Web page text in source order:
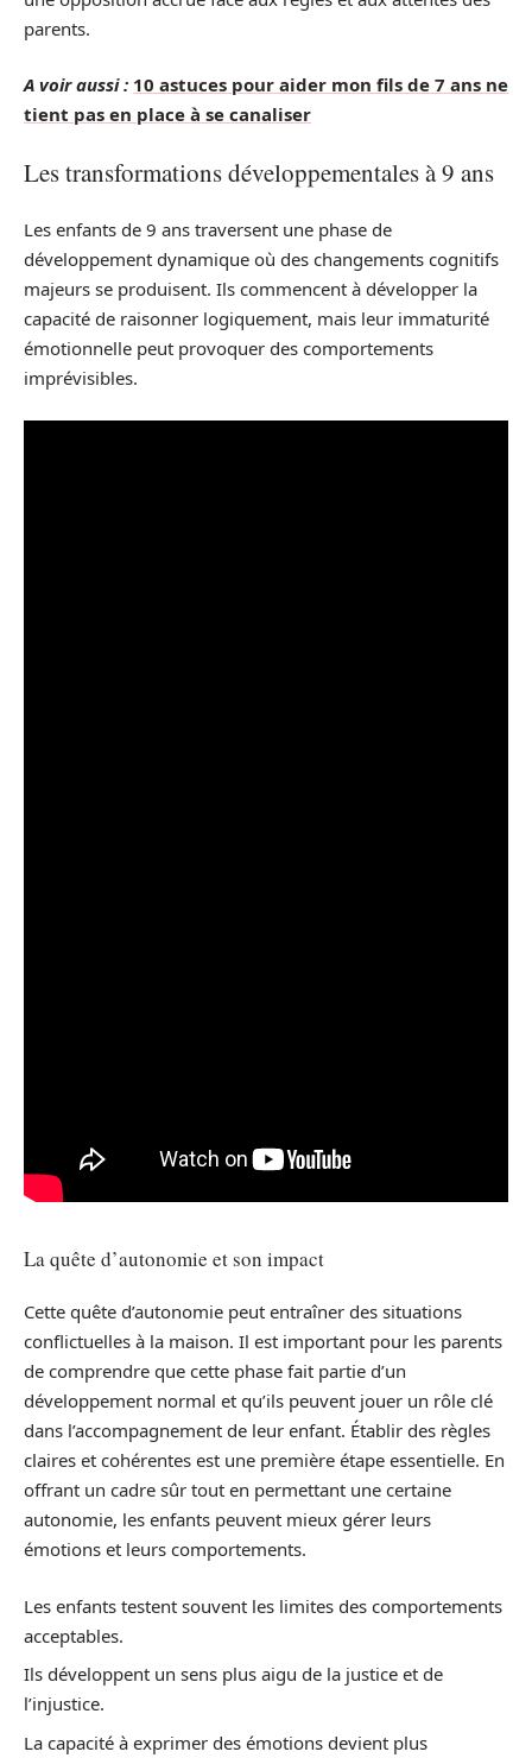
parents.
A voir aussi : 10 astuces pour aider mon fils de 7 ans ne
tient pas en place à se canaliser
Les transformations développementales à 9 ans
Les enfants de 9 ans traversent une phase de
développement dynamique où des changements cognitifs
majeurs se produisent. Ils commencent à développer la
capacité de raisonner logiquement, mais leur immaturité
émotionnelle peut provoquer des comportements
imprévisibles.
La quête d’autonomie et son impact
Cette quête d’autonomie peut entraîner des situations
conflictuelles à la maison. Il est important pour les parents
de comprendre que cette phase fait partie d’un
développement normal et qu’ils peuvent jouer un rôle clé
dans l’accompagnement de leur enfant. Établir des règles
claires et cohérentes est une première étape essentielle. En
offrant un cadre sûr tout en permettant une certaine
autonomie, les enfants peuvent mieux gérer leurs
émotions et leurs comportements.
Les enfants testent souvent les limites des comportements
acceptables.
Ils développent un sens plus aigu de la justice et de
l’injustice.
La capacité à exprimer des émotions devient plus